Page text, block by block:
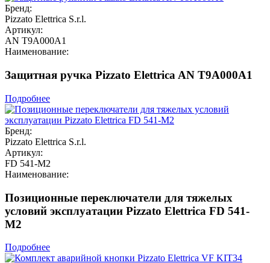
Бренд:
Pizzato Elettrica S.r.l.
Артикул:
AN T9A000A1
Наименование:
Защитная ручка Pizzato Elettrica AN T9A000A1
Подробнее
Бренд:
Pizzato Elettrica S.r.l.
Артикул:
FD 541-M2
Наименование:
Позиционные переключатели для тяжелых
условий эксплуатации Pizzato Elettrica FD 541-
M2
Подробнее